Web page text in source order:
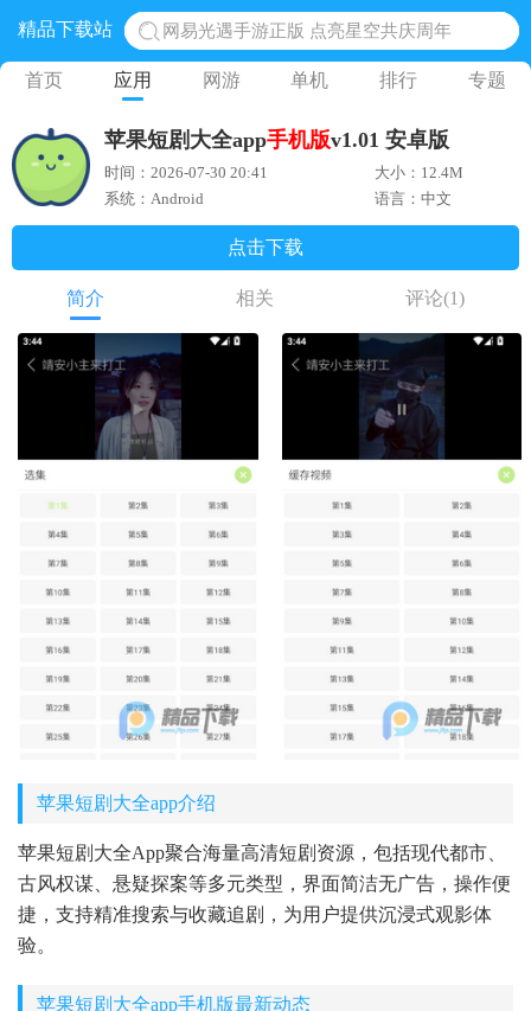
精品下载站
网易光遇手游正版 点亮星空共庆周年
黎明觉醒生机腾讯正版 黎明觉醒生机国际服
奥特曼王者传奇 正版奥特曼游戏
地铁跑酷体验服国际服 地铁跑酷体验服版本
首页 应用 网游 单机 排行 专题
苹果短剧大全app手机版v1.01 安卓版
时间：2026-07-30 20:41
大小：12.4M
系统：Android
语言：中文
点击下载
简介 相关 评论(1)
苹果短剧大全app介绍
苹果短剧大全App聚合海量高清短剧资源，包括现代都市、
古风权谋、悬疑探案等多元类型，界面简洁无广告，操作便
捷，支持精准搜索与收藏追剧，为用户提供沉浸式观影体
验。
苹果短剧大全app手机版最新动态